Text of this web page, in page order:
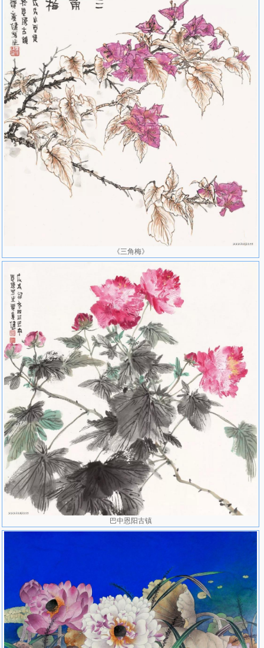
全国美展大奖。《冷月》获新铸联杯 “中国画油画精品展”铜奖。
1995年《寒河晴晚》参加在日本举办的“现代中国美术展”。《紫雪》
获天津市第四届青年美展二等奖。参加第三届全国工笔画展。
1996年 参加中日现代水墨画交流展。（日本）
山东锦泉斋美术馆推荐画作
山东锦泉斋美术馆推荐画作(3张)
1997年 参加全国首届中国画邀请展，参加 97北京工笔重彩画精品
展。被中国文联、中国美术家协会评为’97中国画坛百杰。在北京举
办“贾广健工笔花鸟画展”(《美术》杂志特推荐)。
1998年 获中国美术家协会中国画艺委会首届《国画家》奖。在北京
举办《美术》特别推荐“贾广健工笔花鸟画展”。参加第四届当代工笔
画大展和在深圳举办的精选作品展。
1999年 在深圳何香凝美术馆举办“贾广健中国画展”。参加深圳美术
馆“中青年工笔画家提名展”。《溪塘过雪》参加第九届全国美展获优
秀作品奖。《溪塘过雪》获建国50周年天津市美展一等奖。
2000年 参加在亚美尼亚举办的“中国工笔画展”。随文化部赴亚美尼
亚进行文化交流活动。参加“关照自然---当代著名中青年花鸟画展”。
参加在澳门举办的“第九届全国美展获奖作品展”。
2001年为人民大会堂创作巨幅中国画，参加在中国美术馆举办的“水
墨延伸---人物、山水、花鸟大展”。参加在韩国举办的“中国现代美术
展”。《月是故乡明》入选在中国美术馆举办的“百年中国画展”。参加
在中国美术馆举办的“2001---中国工笔画精品展”。随天津市美术家代
表团访问澳门。
2002年 参加在韩国举办的“中韩代表作家联合展”， 并应邀赴韩国进
行艺术交流和讲学。
2003年 参加全国政协主办的“当代国画优秀作品展——天津十人作品
展”。参加由中国艺术研究院主办的“2003年中国画家提名展”。参
加“汉城中国书画艺术展”并赴汉城进行艺术交流。参加由文化部艺术
司与中国画研究院举办的“东方之韵——2003中国水墨”大展。特邀参
加“微观与精致——首届中国工笔重彩小幅作品艺术展”。
2004年 应邀赴台湾参加“大陆优秀青年国画家作品展”。在中华荷园
咏荷馆举办“贾广健中国画展”。获“黄宾虹奖”。参加由文化部、中国
艺术研究院举办的“黄宾虹奖获奖画家作品展”。
2005年参加文化部中国研究院“回望——中国画展”。参加中国美术创
作院“南北花鸟画展”。
2006年为中南海紫光阁创作巨幅作品《馨香远闻》。
2007年参加中国艺术节、第四届全国画院优秀作品展。《冷碧新
秋》获优秀作品展。
2008年参加在中国美术馆举办的改革开放三十年“新时期中国画之路
1978 -2008”中国画作品展；参加第七届中国工笔画展（特邀）
2010年在上海举办“巨匠·中国当代艺术的十个个案—贾广健作品
健》、《名家名画——贾广健作品》、《工笔花卉技法》、《贾广健
画展作品集》、《现代工笔名家特殊表现》、《当代名家工笔花鸟精
品——贾广健》、《贾广健工笔花鸟》、《贾广健扇面——没骨花
卉》、《当代中国画名家——贾广健》、《中国当代翰墨名家研究
——贾广健》、《名画典藏——贾广健》等专著专集十余种。作品被
中国画研究院、深圳美术馆、何香凝美术馆、中国文联、北京人民大
《三角梅》
巴中恩阳古镇